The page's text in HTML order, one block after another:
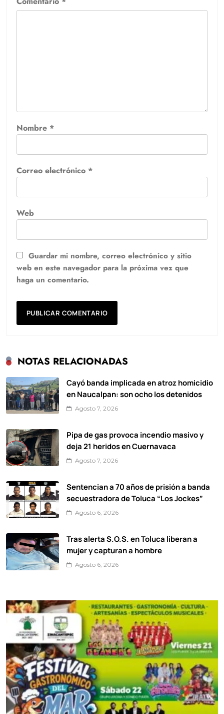
Nombre *
Correo electrónico *
Web
Guardar mi nombre, correo electrónico y sitio
web en este navegador para la próxima vez que
haga un comentario.
NOTAS RELACIONADAS
Cayó banda implicada en atroz homicidio
en Naucalpan: son ocho los detenidos
Agosto 7, 2026
Pipa de gas provoca incendio masivo y
deja 21 heridos en Cuernavaca
Agosto 7, 2026
Sentencian a 70 años de prisión a banda
secuestradora de Toluca “Los Jockes”
Agosto 6, 2026
Tras alerta S.O.S. en Toluca liberan a
mujer y capturan a hombre
Agosto 6, 2026